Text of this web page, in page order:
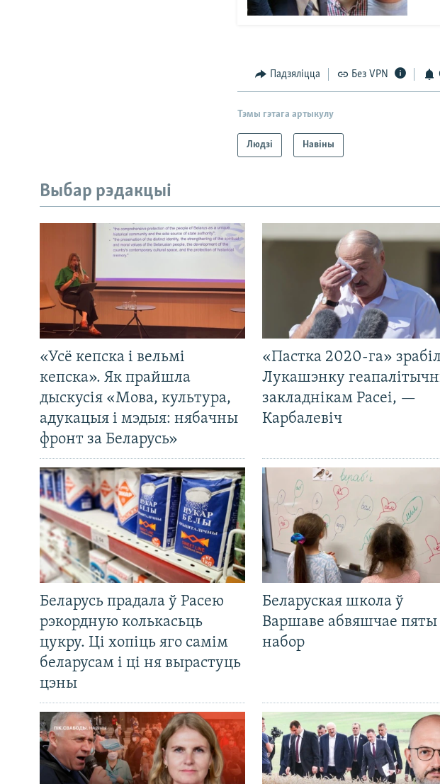
Падзяліцца Без VPN
Тэмы гэтага артыкулу
Людзі Навіны
Выбар рэдакцыі
«Усё кепска і вельмі
кепска». Як прайшла
дыскусія «Мова, культура,
адукацыя і мэдыя: нябачны
фронт за Беларусь»
«Пастка 2020-га»
Лукашэнку
закладнікам Расеі, —
Карбалевіч
Беларусь прадала ў Расею
рэкордную колькасьць
цукру. Ці хопіць яго самім
беларусам і ці ня вырастуць
цэны
Беларуская школа ў
Варшаве абвяшчае пяты
набор